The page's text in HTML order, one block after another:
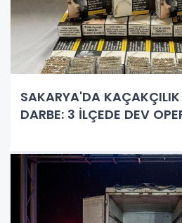
SAKARYA'DA KAÇAKÇILIK
DARBE: 3 İLÇEDE DEV